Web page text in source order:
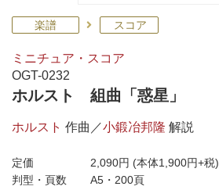
楽譜 スコア
ミニチュア・スコア
OGT-0232
ホルスト 組曲「惑星」
ホルスト 作曲／小鍛冶邦隆 解説
定価 2,090円 (本体1,900円+税)
判型・頁数
A5・200頁